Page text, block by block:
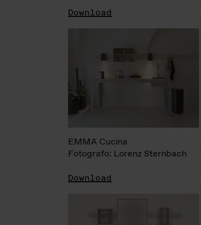
Download
EMMA Cucina
Fotografo: Lorenz Sternbach
Download